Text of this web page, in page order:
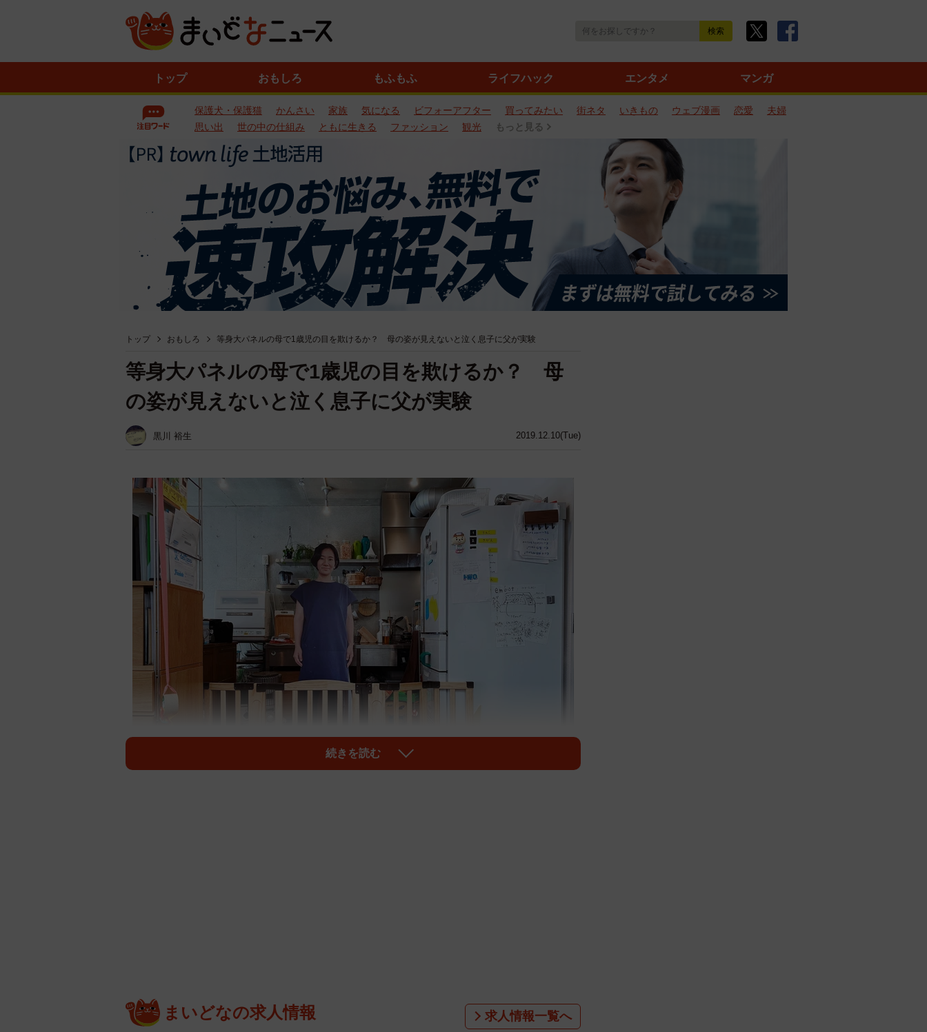
トップ おもしろ もふもふ ライフハック エンタメ マンガ
保護犬・保護猫 かんさい 家族 気になる ビフォーアフター 買ってみたい 街ネタ いきもの ウェブ漫画 恋愛
夫婦
思い出
世の中の仕組み ともに生きる ファッション 観光 もっと見る
トップ おもしろ 等身大パネルの母で1歳児の目を欺けるか？ 母の姿が見えないと泣く息子に父が実験
2019.12.10(Tue)
等身大パネルの母で1歳児の目を欺けるか？ 母
の姿が見えないと泣く息子に父が実験
黒川 裕生
実際に試してみた人がいるなんて。本当にありがとうございます。
続きを読む
まいどなの求人情報 求人情報一覧へ